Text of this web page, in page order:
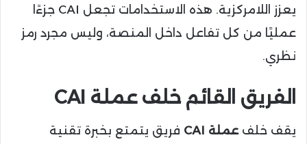
يعزز اللامركزية. هذه الاستخدامات تجعل CAI جزءًا
عمليًا من كل تفاعل داخل المنصة، وليس مجرد رمز
نظري.
الفريق القائم خلف عملة CAI
يقف خلفعملة CAI
فريق يتمتع بخبرة تقنية